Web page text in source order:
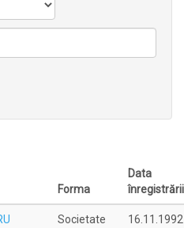
Forma
Data
înregistrării
Societate
16.11.1992